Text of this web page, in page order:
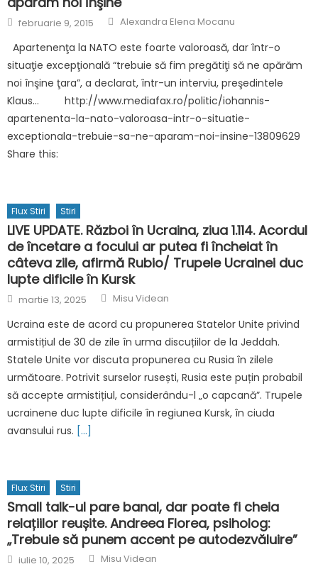
Posted
on
februarie 9, 2015 Author
Alexandra Elena Mocanu
Apartenenţa la NATO este foarte valoroasă, dar într-o
situaţie excepţională “trebuie să fim pregătiţi să ne apărăm
noi înşine ţara”, a declarat, într-un interviu, preşedintele
Klaus… http://www.mediafax.ro/politic/iohannis-
apartenenta-la-nato-valoroasa-intr-o-situatie-
exceptionala-trebuie-sa-ne-aparam-noi-insine-13809629
Share this:
Flux Stiri Stiri
LIVE UPDATE. Război în Ucraina, ziua 1.114. Acordul
de încetare a focului ar putea fi încheiat în
câteva zile, afirmă Rubio/ Trupele Ucrainei duc
lupte dificile în Kursk
Posted
on
martie 13, 2025 Author
Misu Videan
Ucraina este de acord cu propunerea Statelor Unite privind
armistițiul de 30 de zile în urma discuțiilor de la Jeddah.
Statele Unite vor discuta propunerea cu Rusia în zilele
următoare. Potrivit surselor rusești, Rusia este puțin probabil
să accepte armistițiul, considerându-l „o capcană”. Trupele
ucrainene duc lupte dificile în regiunea Kursk, în ciuda
avansului rus. […]
Flux Stiri Stiri
Small talk-ul pare banal, dar poate fi cheia
relațiilor reușite. Andreea Florea, psiholog:
„Trebuie să punem accent pe autodezvăluire”
Posted
on
iulie 10, 2025 Author
Misu Videan